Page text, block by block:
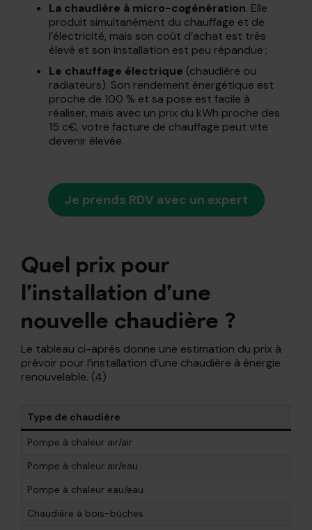
La chaudière à micro-cogénération. Elle
produit simultanément du chauffage et de
l’électricité, mais son coût d’achat est très
élevé et son installation est peu répandue ;
Le chauffage électrique (chaudière ou
radiateurs). Son rendement énergétique est
proche de 100 % et sa pose est facile à
réaliser, mais avec un prix du kWh proche des
15 c€, votre facture de chauffage peut vite
devenir élevée.
Je prends RDV avec un expert
Quel prix pour
l’installation d’une
nouvelle chaudière ?
Le tableau ci-après donne une estimation du prix à
prévoir pour l’installation d’une chaudière à énergie
renouvelable. (4)
Type de chaudière
Pompe à chaleur air/air
Pompe à chaleur air/eau
Pompe à chaleur eau/eau
Chaudière à bois-bûches